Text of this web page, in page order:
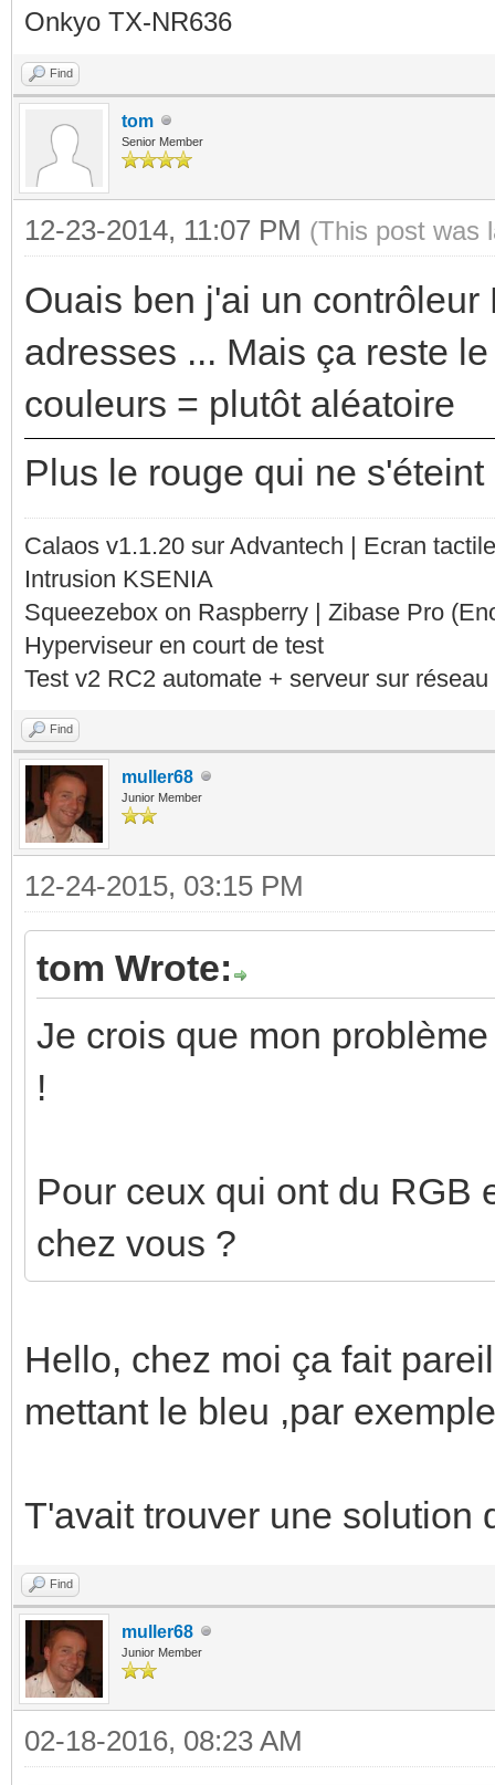
Onkyo TX-NR636
Find
tom
Senior Member
12-23-2014, 11:07 PM (This post was
Ouais ben j'ai un
adresses ... Mais ça reste
couleurs = plutôt aléatoire
Plus le rouge qui ne s'éteint
Calaos v1.1.20 sur Advantech | Ecran
Intrusion KSENIA
Squeezebox on Raspberry | Zibase Pro
Hyperviseur en court de test
Test v2 RC2 automate + serveur sur
Find
muller68
Junior Member
12-24-2015, 03:15 PM
tom Wrote:
Je crois que mon
!
Pour ceux qui ont du RGB
chez vous ?
Hello, chez moi ça fait
mettant le bleu ,par
T'avait trouver une solution
Find
muller68
Junior Member
02-18-2016, 08:23 AM